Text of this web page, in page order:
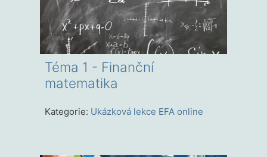
Téma 1 - Finanční
matematika
Kategorie: Ukázková lekce EFA online